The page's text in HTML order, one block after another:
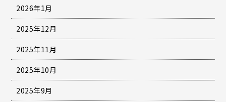
2026年1月
2025年12月
2025年11月
2025年10月
2025年9月